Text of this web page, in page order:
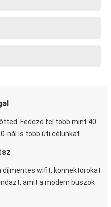
Fedezd fel több mint 40
nál is több úti célunkat.
díjmentes wifit, konnektorokat
amit a modern buszok